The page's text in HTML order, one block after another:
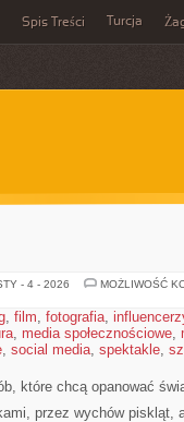
Spis Treści Turcja
- 4 - 2026
MOŻLIWOŚĆ
, film, fotografia,
, media społecznościowe,
, social media, spektakle,
które chcą opanować
przez wychów piskląt,